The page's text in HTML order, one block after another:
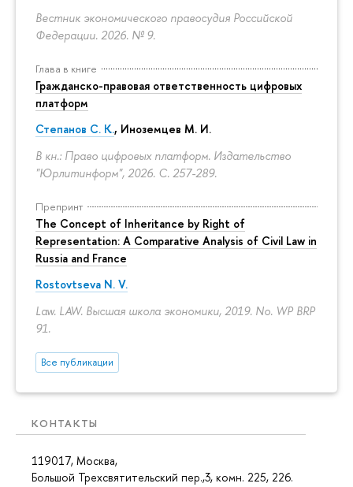
Вестник экономического правосудия Российской
Федерации. 2026. № 9.
Глава в книге
Гражданско-правовая ответственность цифровых
платформ
Степанов С. К., Иноземцев М. И.
В кн.: Право цифровых платформ. Издательство
"Юрлитинформ", 2026. С. 257-289.
Препринт
The Concept of Inheritance by Right of
Representation: A Comparative Analysis of Civil Law in
Russia and France
Rostovtseva N. V.
Law. LAW. Высшая школа экономики, 2019. No. WP BRP
91.
Все публикации
КОНТАКТЫ
119017, Москва,
Большой Трехсвятительский пер.,3, комн. 225, 226.